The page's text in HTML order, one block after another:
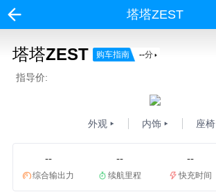
塔塔ZEST
塔塔ZEST 购车指南 --分
指导价:
外观 内饰 座椅
--
综合输出力
--
续航里程
--
快充时间